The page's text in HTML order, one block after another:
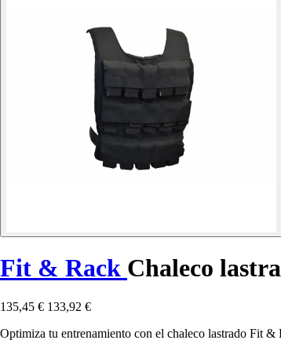
Fit & Rack Chaleco
135,45 € 133,92 €
Optimiza tu entrenamiento con el chaleco lastrado Fit